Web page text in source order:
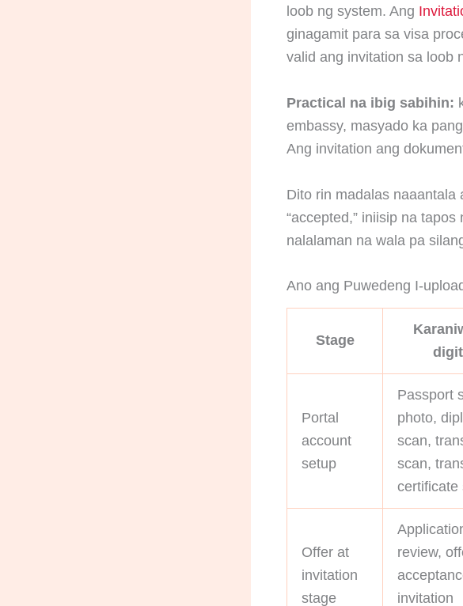
loob ng system. Ang
ginagamit para sa visa
valid ang invitation sa loob
Practical na ibig sabihin:
embassy, masyado ka
Ang invitation ang
Dito rin madalas naaantala
“accepted,” iniisip na
nalalaman na wala pa
Ano ang Puwedeng I-
Stage
Portal
account
setup
Passport
photo,
scan,
scan,
certificate
Offer at
invitation
stage
review,
invitation